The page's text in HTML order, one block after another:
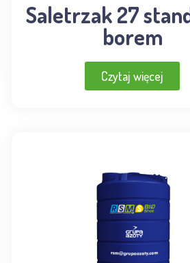
Saletrzak 27
borem
Czytaj więcej